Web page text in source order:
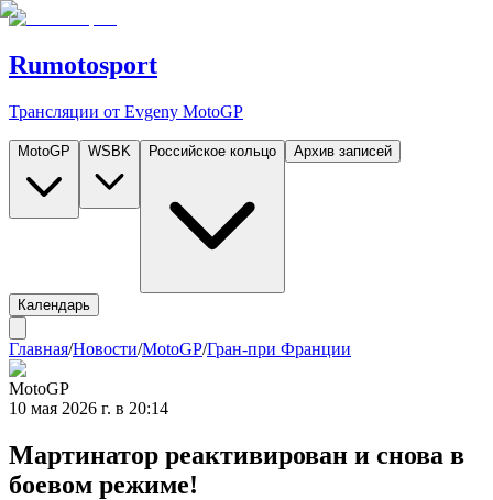
Rumotosport
Трансляции от Evgeny MotoGP
MotoGP WSBK Российское кольцо Архив записей
Календарь
Главная/Новости/MotoGP/Гран-при Франции
MotoGP
10 мая 2026 г. в 20:14
Мартинатор реактивирован и снова в
боевом режиме!